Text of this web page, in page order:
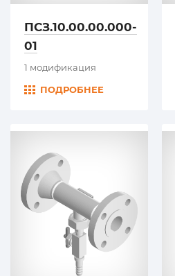
ПСЗ.10.00.00.000-
01
1 модификация
ПОДРОБНЕЕ